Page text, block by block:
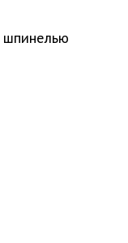
шпинелью